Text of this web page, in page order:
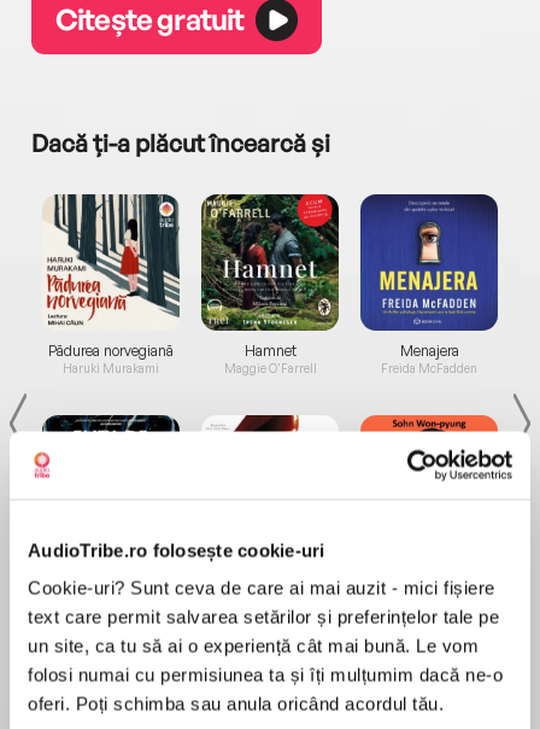
AudioTribe.ro folosește cookie-uri
Cookie-uri? Sunt ceva de care ai mai auzit - mici fișiere
text care permit salvarea setărilor și preferințelor tale pe
un site, ca tu să ai o experiență cât mai bună. Le vom
folosi numai cu permisiunea ta și îți mulțumim dacă ne-o
oferi. Poți schimba sau anula oricând acordul tău.
Citește gratuit
Dacă ți-a plăcut încearcă și
Pădurea norvegiană
Haruki Murakami
de...
Dani Francis
Hamnet
Maggie O'Farrell
la...
Lauren Weisberger
Menajera
Freida McFadden
Sohn Won-pyung